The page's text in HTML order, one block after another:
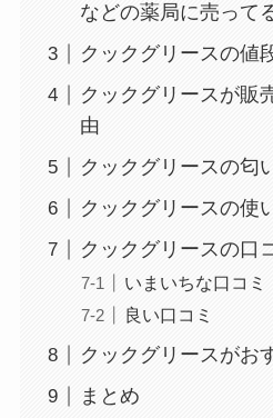
などの薬局に売って
クックグリースの値
クックグリースが販
由
クックグリースの匂
クックグリースの使
クックグリースの口
いまいちな口コミ
良い口コミ
クックグリースがお
まとめ